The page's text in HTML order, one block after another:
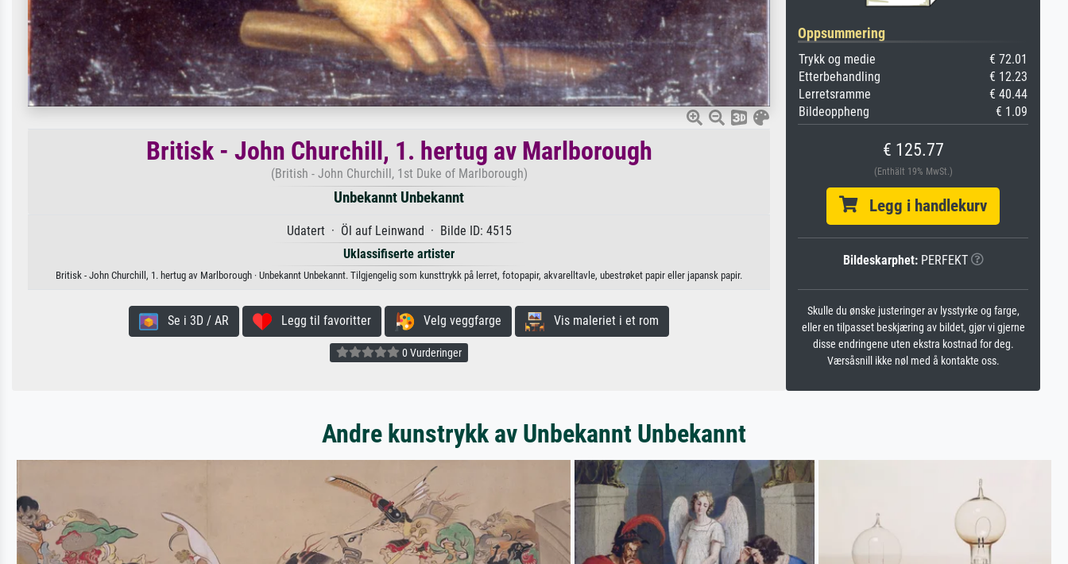
Britisk - John Churchill, 1. hertug av Marlborough
(British - John Churchill, 1st Duke of Marlborough)
Unbekannt Unbekannt
Udatert · Öl auf Leinwand · Bilde ID: 4515
Uklassifiserte artister
Britisk - John Churchill, 1. hertug av Marlborough · Unbekannt Unbekannt. Tilgjengelig som kunsttrykk på lerret, fotopapir, akvarelltavle, ubestrøket papir eller japansk papir.
Se i 3D / AR Legg til favoritter Velg veggfarge Vis maleriet i et rom
0 Vurderinger
Oppsummering
Trykk og medie
€ 72.01
Etterbehandling
€ 12.23
Lerretsramme
€ 40.44
Bildeoppheng
€ 1.09
€ 125.77
(Enthält 19% MwSt.)
Legg i handlekurv
Bildeskarphet:PERFEKT
Skulle du ønske justeringer av lysstyrke og farge,
eller en tilpasset beskjæring av bildet, gjør vi gjerne
disse endringene uten ekstra kostnad for deg.
Værsåsnill ikke nøl med å kontakte oss.
Andre kunstrykk av Unbekannt Unbekannt